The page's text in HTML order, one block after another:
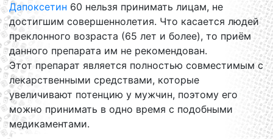
Дапоксетин 60 нельзя принимать лицам, не
достигшим совершеннолетия. Что касается людей
преклонного возраста (65 лет и более), то приём
данного препарата им не рекомендован.
Этот препарат является полностью совместимым с
лекарственными средствами, которые
увеличивают потенцию у мужчин, поэтому его
можно принимать в одно время с подобными
медикаментами.